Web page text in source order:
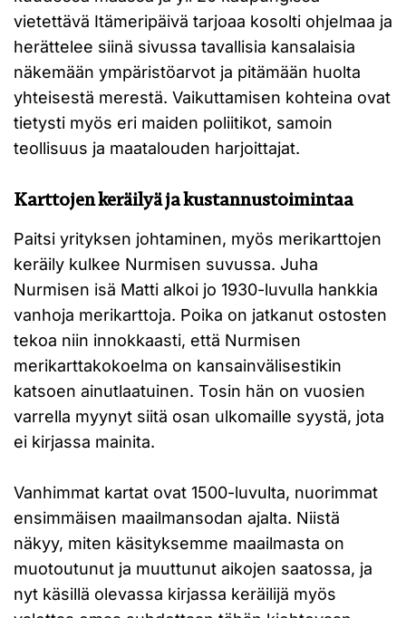
vietettävä Itämeripäivä tarjoaa kosolti ohjelmaa ja
herättelee siinä sivussa tavallisia kansalaisia
näkemään ympäristöarvot ja pitämään huolta
yhteisestä merestä. Vaikuttamisen kohteina ovat
tietysti myös eri maiden poliitikot, samoin
teollisuus ja maatalouden harjoittajat.
Karttojen keräilyä ja kustannustoimintaa
Paitsi yrityksen johtaminen, myös merikarttojen
keräily kulkee Nurmisen suvussa. Juha
Nurmisen isä Matti alkoi jo 1930-luvulla hankkia
vanhoja merikarttoja. Poika on jatkanut ostosten
tekoa niin innokkaasti, että Nurmisen
merikarttakokoelma on kansainvälisestikin
katsoen ainutlaatuinen. Tosin hän on vuosien
varrella myynyt siitä osan ulkomaille syystä, jota
ei kirjassa mainita.
Vanhimmat kartat ovat 1500-luvulta, nuorimmat
ensimmäisen maailmansodan ajalta. Niistä
näkyy, miten käsityksemme maailmasta on
muotoutunut ja muuttunut aikojen saatossa, ja
nyt käsillä olevassa kirjassa keräilijä myös